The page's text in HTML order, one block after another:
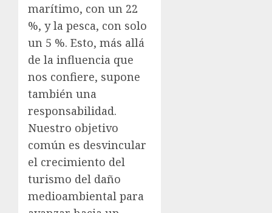
marítimo, con un 22
%, y la pesca, con solo
un 5 %. Esto, más allá
de la influencia que
nos confiere, supone
también una
responsabilidad.
Nuestro objetivo
común es desvincular
el crecimiento del
turismo del daño
medioambiental para